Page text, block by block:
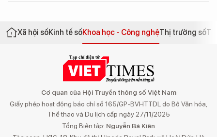
Xã hội sốKinh tế sốKhoa học - Công nghệThị trường số
Cơ quan của Hội Truyền thông số Việt Nam
Giấy phép hoạt động báo chí số 165/GP-BVHTTDL do Bộ Văn hóa,
Thể thao và Du lịch cấp ngày 27/11/2025
Tổng Biên tập: Nguyễn Bá Kiên